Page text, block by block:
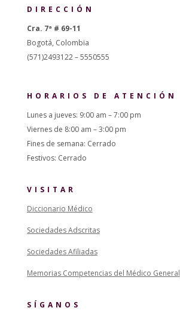
DIRECCIÓN
Cra. 7ª # 69-11
Bogotá, Colombia
(571)2493122 – 5550555
HORARIOS DE ATENCIÓN
Lunes a jueves: 9:00 am – 7:00 pm
Viernes de 8:00 am – 3:00 pm
Fines de semana: Cerrado
Festivos: Cerrado
VISITAR
Diccionario Médico
Sociedades Adscritas
Sociedades Afiliadas
Memorias Competencias del Médico General
SÍGANOS